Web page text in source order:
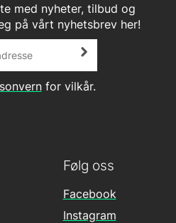
med nyheter, tilbud og
på vårt nyhetsbrev her!
for vilkår.
Følg oss
Facebook
Instagram